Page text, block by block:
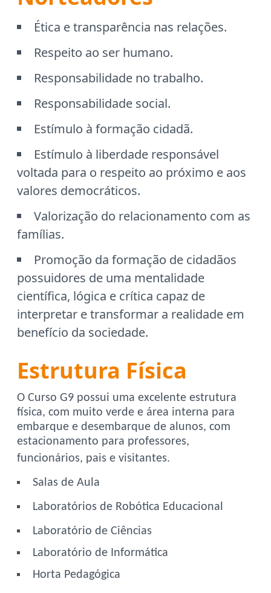
Ética e transparência nas relações.
Respeito ao ser humano.
Responsabilidade no trabalho.
Responsabilidade social.
Estímulo à formação cidadã.
Estímulo à liberdade responsável
voltada para o respeito ao próximo e aos
valores democráticos.
Valorização do relacionamento com as
famílias.
Promoção da formação de cidadãos
possuidores de uma mentalidade
científica, lógica e crítica capaz de
interpretar e transformar a realidade em
benefício da sociedade.
Estrutura Física
O Curso G9 possui uma excelente estrutura
física, com muito verde e área interna para
embarque e desembarque de alunos, com
estacionamento para professores,
funcionários, pais e visitantes.
Salas de Aula
Laboratórios de Robótica Educacional
Laboratório de Ciências
Laboratório de Informática
Horta Pedagógica